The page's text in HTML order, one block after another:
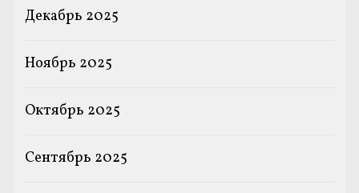
Декабрь 2025
Ноябрь 2025
Октябрь 2025
Сентябрь 2025